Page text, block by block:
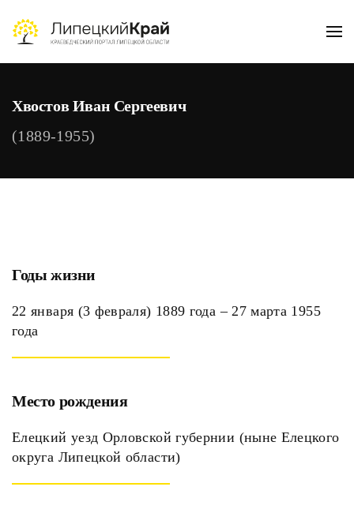
Skip to main content
Хвостов Иван Сергеевич
(1889-1955)
Годы жизни
22 января (3 февраля) 1889 года – 27 марта 1955
года
Место рождения
Елецкий уезд Орловской губернии (ныне Елецкого
округа Липецкой области)